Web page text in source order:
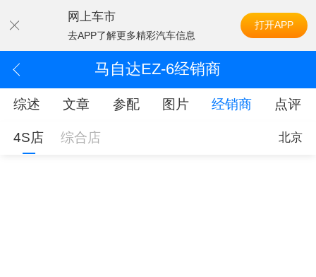
网上车市
去APP了解更多精彩汽车信息
打开APP
马自达EZ-6经销商
综述 文章 参配 图片 经销商 点评
4S店 综合店 北京